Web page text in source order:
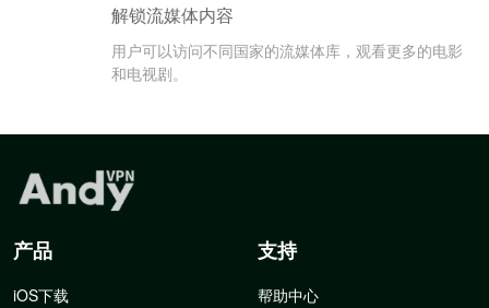
解锁流媒体内容
用户可以访问不同国家的流媒体库，观看更多的电影
和电视剧。
产品
iOS下载
支持
帮助中心